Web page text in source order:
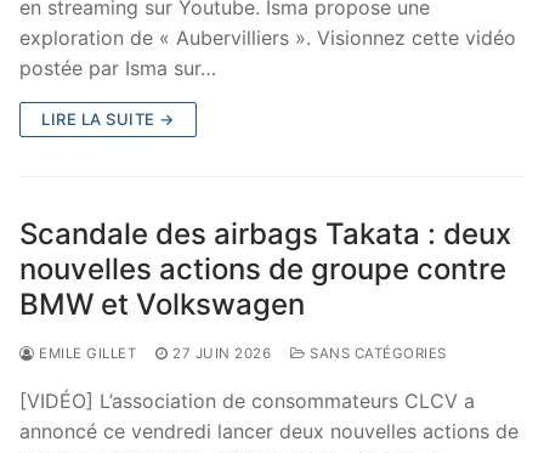
en streaming sur Youtube. Isma propose une
exploration de « Aubervilliers ». Visionnez cette vidéo
postée par Isma sur…
LIRE LA SUITE →
Scandale des airbags Takata : deux
nouvelles actions de groupe contre
BMW et Volkswagen
EMILE GILLET 27 JUIN 2026 SANS CATÉGORIES
[VIDÉO] L’association de consommateurs CLCV a
annoncé ce vendredi lancer deux nouvelles actions de